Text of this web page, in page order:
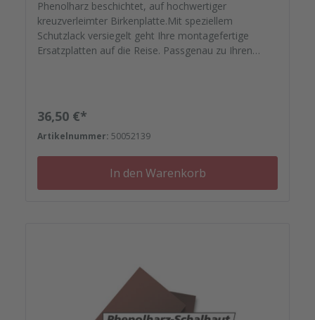
Phenolharz beschichtet, auf hochwertiger
kreuzverleimter Birkenplatte.Mit speziellem
Schutzlack versiegelt geht Ihre montagefertige
Ersatzplatten auf die Reise. Passgenau zu Ihren
Nieten, Schrauben, Kunststoffeinsätzen bis zu
Reparaturplättchen.
Regulärer Preis:
36,50 €*
Artikelnummer: 50052139
In den Warenkorb